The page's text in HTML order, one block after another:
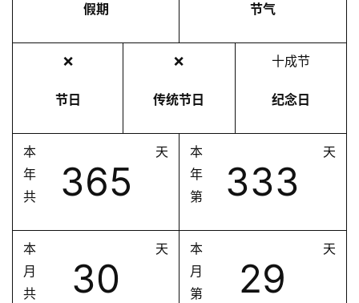
假期 节气
❌
节日
❌
传统节日
十成节
纪念日
本
年
共
365
天
本
年
第
333
天
本
月
共
30
天
本
月
第
29
天